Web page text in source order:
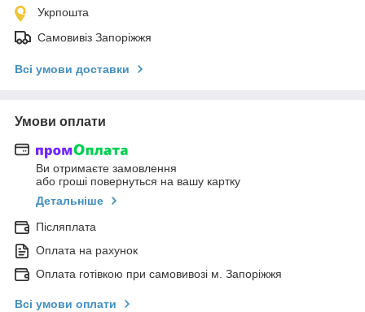
Укрпошта
Самовивіз Запоріжжя
Всі умови доставки
Умови оплати
Ви отримаєте замовлення
або гроші повернуться на вашу картку
Детальніше
Післяплата
Оплата на рахунок
Оплата готівкою при самовивозі м. Запоріжжя
Всі умови оплати